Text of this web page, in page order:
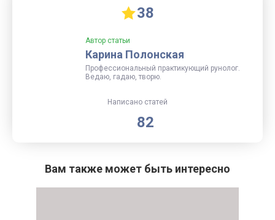
38
Автор статьи
Карина Полонская
Профессиональный практикующий рунолог.
Ведаю, гадаю, творю.
Написано статей
82
Вам также может быть интересно